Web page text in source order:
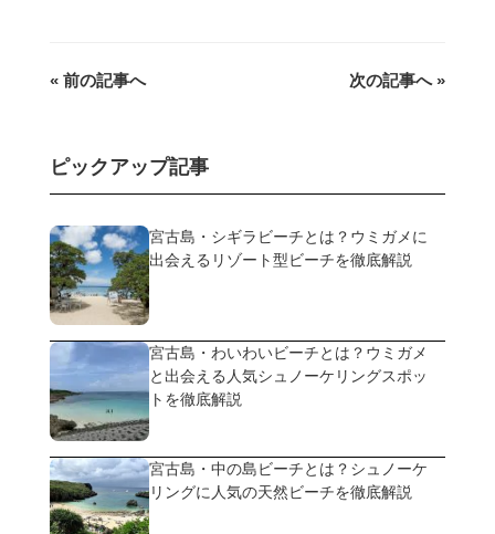
« 前の記事へ 次の記事へ »
ピックアップ記事
宮古島・シギラビーチとは？ウミガメに
出会えるリゾート型ビーチを徹底解説
宮古島・わいわいビーチとは？ウミガメ
と出会える人気シュノーケリングスポッ
トを徹底解説
宮古島・中の島ビーチとは？シュノーケ
リングに人気の天然ビーチを徹底解説